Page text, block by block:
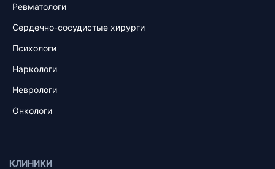
Ревматологи
Сердечно-сосудистые хирурги
Психологи
Наркологи
Неврологи
Онкологи
КЛИНИКИ